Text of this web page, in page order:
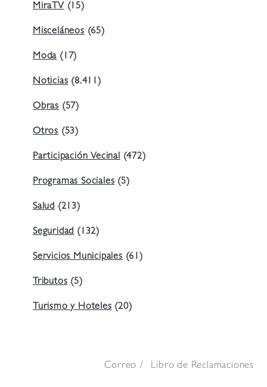
MiraTV (15)
Misceláneos (65)
Moda (17)
Noticias (8.411)
Obras (57)
Otros (53)
Participación Vecinal (472)
Programas Sociales (5)
Salud (213)
Seguridad (132)
Servicios Municipales (61)
Tributos (5)
Turismo y Hoteles (20)
Correo Libro de Reclamaciones